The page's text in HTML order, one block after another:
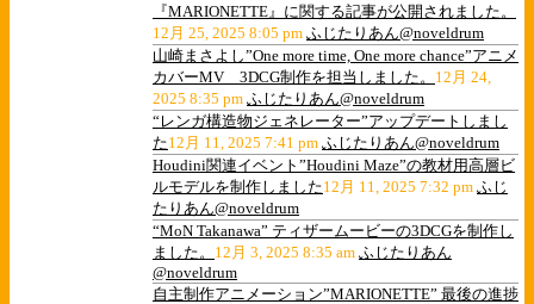
『MARIONETTE』に関する記事が公開されました。
12月 25, 2025 8:05 pm ふじたりあん@noveldrum
山崎まさよし”One more time, One more chance”アニメ
カバーMV 3DCG制作を担当しました。 12月 24,
2025 8:35 pm ふじたりあん@noveldrum
“レンガ構造物ジェネレーター”アップデートしまし
た12月 11, 2025 7:41 pm ふじたりあん@noveldrum
Houdini関連イベント”Houdini Maze”の教材用高層ビ
ルモデルを制作しました12月 11, 2025 7:32 pm ふじ
たりあん@noveldrum
“MoN Takanawa” ティザームービーの3DCGを制作し
ました。 12月 3, 2025 8:35 am ふじたりあん
@noveldrum
自主制作アニメーション”MARIONETTE” 最後の進捗